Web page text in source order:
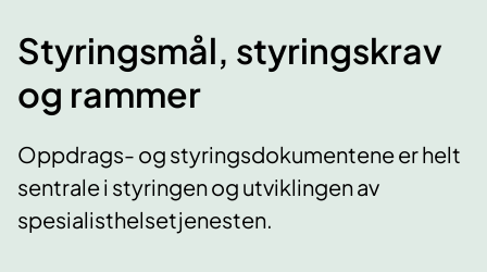
Styringsmål, styringskrav
og rammer
Oppdrags- og styringsdokumentene er helt
sentrale i styringen og utviklingen av
spesialisthelsetjenesten.